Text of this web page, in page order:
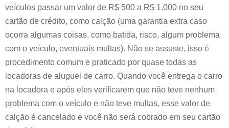
veículos passar um valor de R$ 500 a R$ 1.000 no seu
cartão de crédito, como calção (uma garantia extra caso
ocorra algumas coisas, como batida, risco, algum problema
com o veículo, eventuais multas). Não se assuste, isso é
procedimento comum e praticado por quase todas as
locadoras de aluguel de carro. Quando você entrega o carro
na locadora e após eles verificarem que não teve nenhum
problema com o veículo e não teve multas, esse valor de
calção é cancelado e você não será cobrado em seu cartão